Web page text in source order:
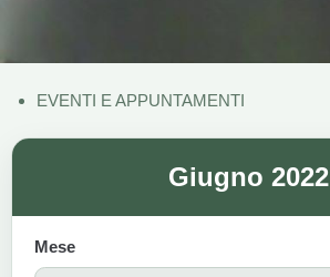
Giugno 2022
Mese
EVENTI E APPUNTAMENTI